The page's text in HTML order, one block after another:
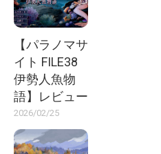
【パラノマサ
イト FILE38
伊勢人魚物
語】レビュー
2026/02/25